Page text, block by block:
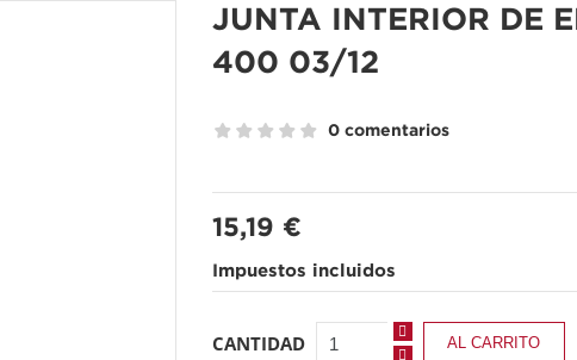
JUNTA INTERIOR DE
400 03/12
0 comentarios
15,19 €
Impuestos incluidos
CANTIDAD AL CARRITO